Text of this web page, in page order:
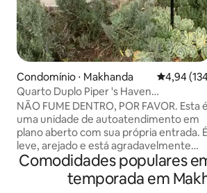
Condomínio ⋅ Makhanda 4,94 de
4,94
Quarto Duplo Piper 's Haven
Apartamento com cozinha.
NÃO FUME DENTRO, POR FAVOR. Esta é
uma unidade de autoatendimento em
plano aberto com sua própria entrada. É
leve, arejado e está agradavelmente
decorado. Tem um banheiro separado,
lavatório com um chuveiro acima da
banheira. A cozinha está totalmente
Comodidades populares
temporada em